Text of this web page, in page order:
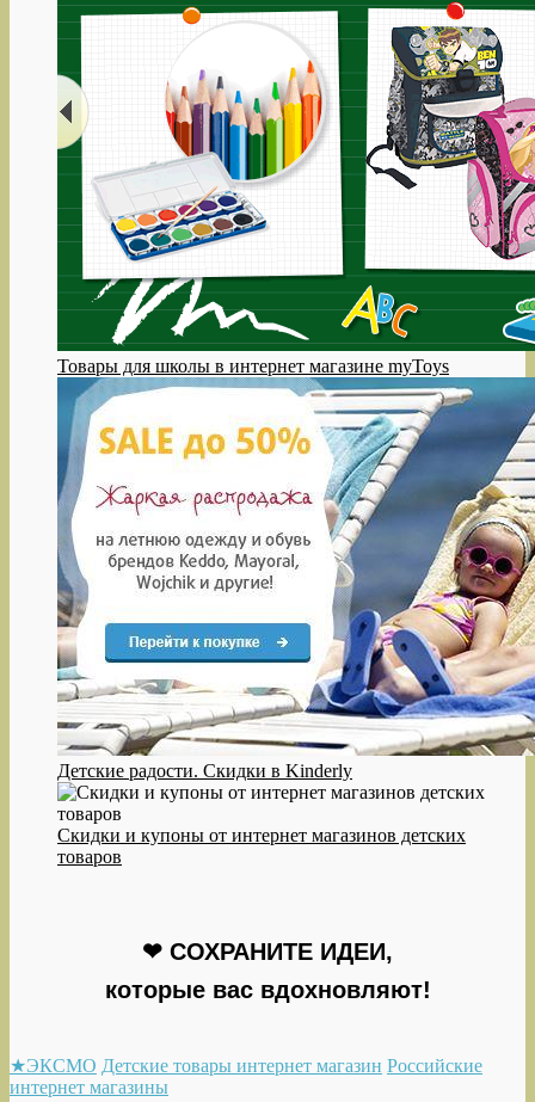
Товары для школы в интернет магазине myToys
Детские радости. Скидки в Kinderly
Cкидки и купоны от интернет магазинов детских
товаров
❤ СОХРАНИТЕ ИДЕИ,
которые вас вдохновляют!
★ЭКСМО Детские товары интернет магазин Российские
интернет магазины